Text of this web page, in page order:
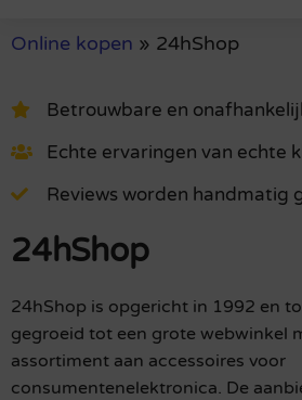
Online kopen » 24hShop
Betrouwbare en
Echte ervaringen van echte
Reviews worden handmatig
24hShop
24hShop is opgericht in 1992 en
gegroeid tot een grote webwinkel
assortiment aan accessoires voor
consumentenelektronica. De